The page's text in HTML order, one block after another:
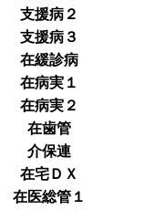
支援病２
支援病３
在緩診病
在病実１
在病実２
在歯管
介保連
在宅ＤＸ
在医総管１